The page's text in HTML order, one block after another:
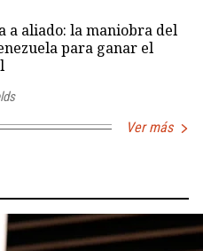
a aliado: la maniobra del
para ganar el
Ver más